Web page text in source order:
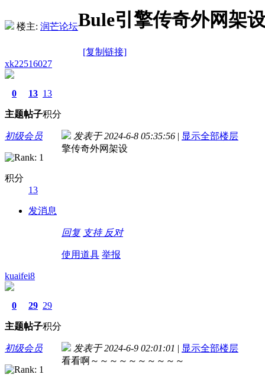
楼主: 润芒论坛Bule引擎传奇外网架
[复制链接]
xk22516027
0
主题
13
帖子
13
积分
初级会员
积分
13
发消息
发表于 2024-6-8 05:35:56 | 显示全部楼层
擎传奇外网架设
回复 支持 反对
使用道具 举报
kuaifei8
0
主题
29
帖子
29
积分
初级会员 发表于 2024-6-9 02:01:01 | 显示全部楼层
看看啊～～～～～～～～～～